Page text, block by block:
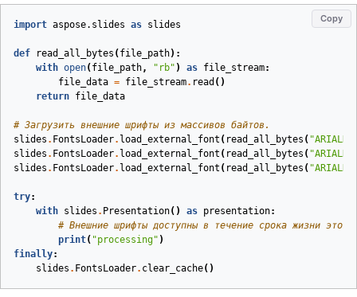
Copy
import aspose.slides as slides
def read_all_bytes ( file_path):
with open( file_path, "rb" ) as file_stream:
file_data = file_stream. read ()
return file_data
# Загрузить внешние шрифты из массивов байтов.
slides . FontsLoader. load_external_font ( read_all_bytes (
slides . FontsLoader. load_external_font ( read_all_bytes (
slides . FontsLoader. load_external_font ( read_all_bytes (
try:
with slides . Presentation() as presentation:
# Внешние шрифты доступны в течение срока жизни
print( "processing" )
finally:
slides . FontsLoader. clear_cache()